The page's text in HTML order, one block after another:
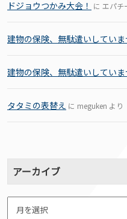
ドジョウつかみ大会！ に エパチ
建物の保険、無駄遣いしていま
建物の保険、無駄遣いしていま
タタミの表替え に meguken より
アーカイブ